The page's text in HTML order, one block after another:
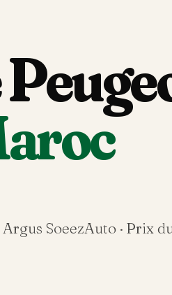
Argus SoeezAuto · Prix